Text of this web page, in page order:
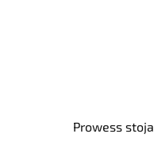
Prowess